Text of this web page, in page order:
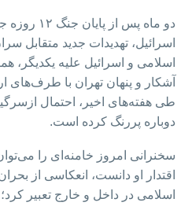
دو ماه پس
اسرائیل، تهدیدات جدید متقابل
اسلامی و اسرائیل علیه یکدیگر،
آشکار و پنهان تهران با طرف‌های
طی هفته‌های اخیر، احتمال
دوباره پررنگ‌ کرده است.
سخنرانی امروز خامنه‌ای را
اقتدار او دانست، انعکاسی از
اسلامی در داخل و خارج تعبیر